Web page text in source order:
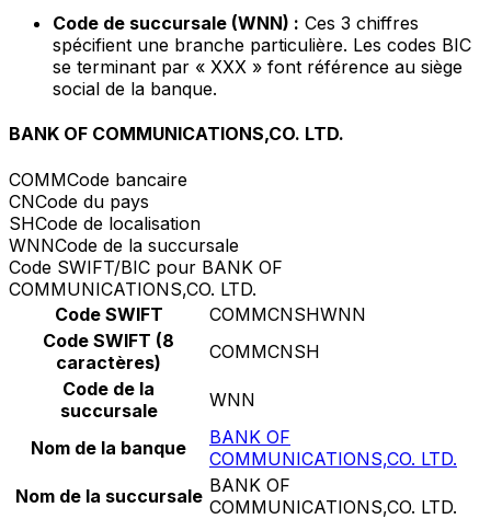
Code de succursale (WNN) : Ces 3 chiffres
spécifient une branche particulière. Les codes BIC
se terminant par « XXX » font référence au siège
social de la banque.
BANK OF COMMUNICATIONS,CO. LTD.
COMMCode bancaire
CNCode du pays
SHCode de localisation
WNNCode de la succursale
Code SWIFT/BIC pour BANK OF
COMMUNICATIONS,CO. LTD.
Code SWIFT
COMMCNSHWNN
Code SWIFT (8
caractères)
COMMCNSH
Code de la
succursale
WNN
Nom de la banque
BANK OF
COMMUNICATIONS,CO. LTD.
Nom de la succursale BANK OF
COMMUNICATIONS,CO. LTD.